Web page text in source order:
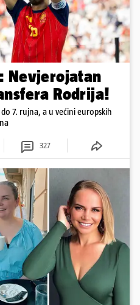
Nevjerojatan
Rodrija!
7. rujna, a u većini europskih
327